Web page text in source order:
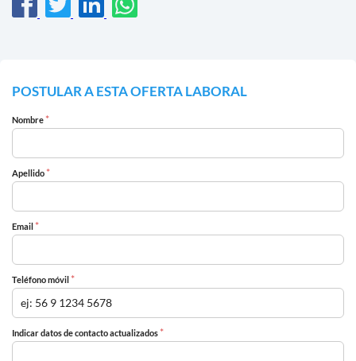
POSTULAR A ESTA OFERTA LABORAL
Nombre *
Apellido *
Email *
Teléfono móvil *
Indicar datos de contacto actualizados *